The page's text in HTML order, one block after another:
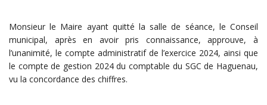
Monsieur le Maire ayant quitté la salle de séance, le Conseil
municipal, après en avoir pris connaissance, approuve, à
l’unanimité, le compte administratif de l’exercice 2024, ainsi que
le compte de gestion 2024 du comptable du SGC de Haguenau,
vu la concordance des chiffres.